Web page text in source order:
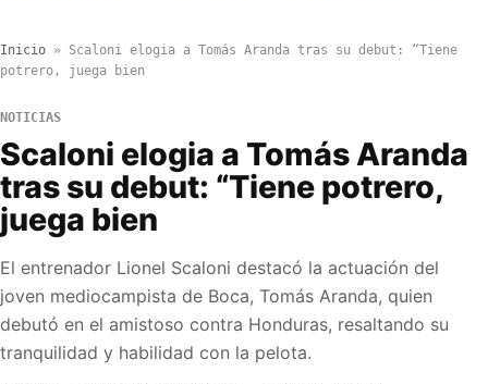
Inicio » Scaloni elogia a Tomás Aranda tras su debut: “Tiene
potrero, juega bien
NOTICIAS
Scaloni elogia a Tomás Aranda
tras su debut: “Tiene potrero,
juega bien
El entrenador Lionel Scaloni destacó la actuación del
joven mediocampista de Boca, Tomás Aranda, quien
debutó en el amistoso contra Honduras, resaltando su
tranquilidad y habilidad con la pelota.